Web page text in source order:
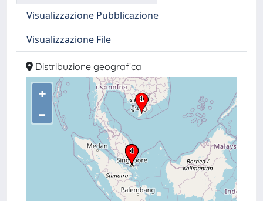
Visualizzazione Pubblicazione
Visualizzazione File
Distribuzione geografica
+
–